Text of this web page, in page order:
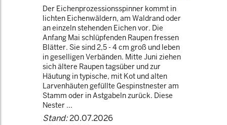
Der Eichenprozessionsspinner kommt in
lichten Eichenwäldern, am Waldrand oder
an einzeln stehenden Eichen vor. Die
Anfang Mai schlüpfenden Raupen fressen
Blätter. Sie sind 2,5 - 4 cm groß und leben
in geselligen Verbänden. Mitte Juni ziehen
sich ältere Raupen tagsüber und zur
Häutung in typische, mit Kot und alten
Larvenhäuten gefüllte Gespinstnester am
Stamm oder in Astgabeln zurück. Diese
Nester ...
Stand:20.07.2026